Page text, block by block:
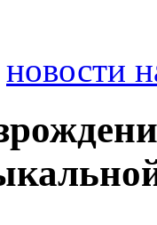
новости